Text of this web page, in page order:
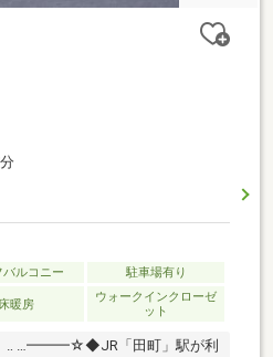
バルコニー 駐車場有り
床暖房
ウォークインクローゼ
ット
‥ …━━━☆◆JR「田町」駅が利